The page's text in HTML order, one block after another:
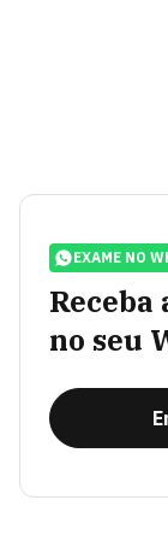
EXAME NO
Receba
no seu